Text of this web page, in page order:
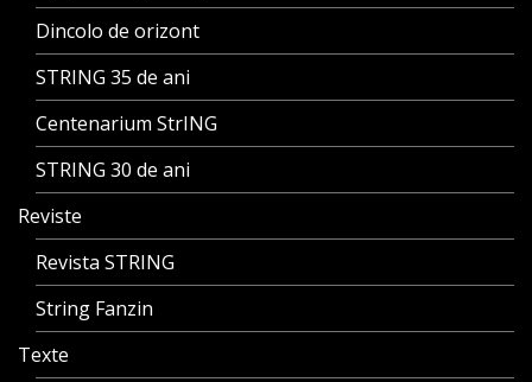
Dincolo de orizont
STRING 35 de ani
Centenarium StrING
STRING 30 de ani
Reviste
Revista STRING
String Fanzin
Texte